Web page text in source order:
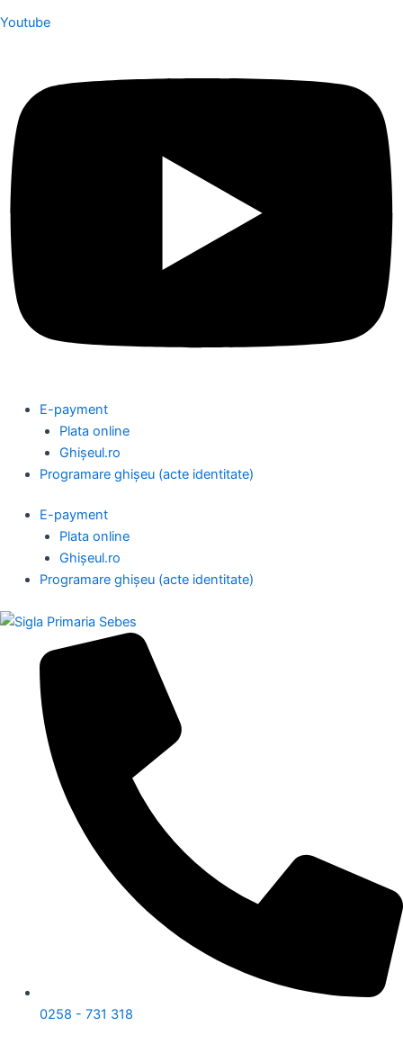
Youtube
E-payment
Plata online
Ghișeul.ro
Programare ghișeu (acte identitate)
E-payment
Plata online
Ghișeul.ro
Programare ghișeu (acte identitate)
0258 - 731 318